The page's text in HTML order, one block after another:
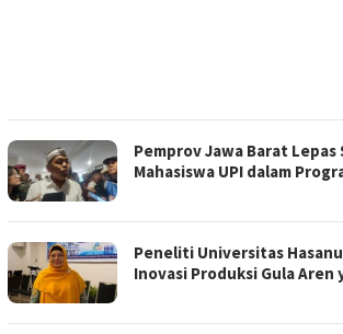
Pemprov Jawa Barat Lepas
Mahasiswa UPI dalam
Peneliti Universitas
Inovasi Produksi Gula Aren